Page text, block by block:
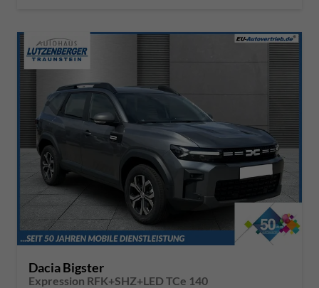
Dacia Bigster
Expression RFK+SHZ+LED TCe 140